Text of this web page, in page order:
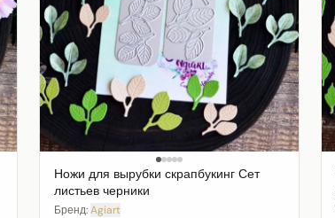
Ножи для вырубки скрапбукинг Сет
листьев черники
Бренд:Agiart